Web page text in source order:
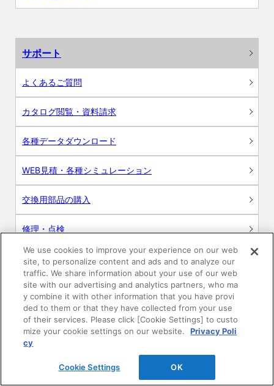
サポート
よくあるご質問
カタログ閲覧・資料請求
各種データダウンロード
WEB見積・各種シミュレーション
交換用部品の購入
修理・点検
お問い合わせ
ログイン
建築・設計関係者様向けサイト
ユーザー登録サービス
WEB見積システム
We use cookies to improve your experience on our web
site, to personalize content and ads and to analyze our
traffic. We share information about your use of our web
site with our advertising and analytics partners, who ma
y combine it with other information that you have provi
ded to them or that they have collected from your use
of their services. Please click [Cookie Settings] to custo
mize your cookie settings on our website.
Privacy Poli
cy
Cookie Settings OK